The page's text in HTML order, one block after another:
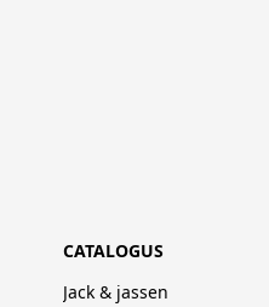
CATALOGUS
Jack & jassen